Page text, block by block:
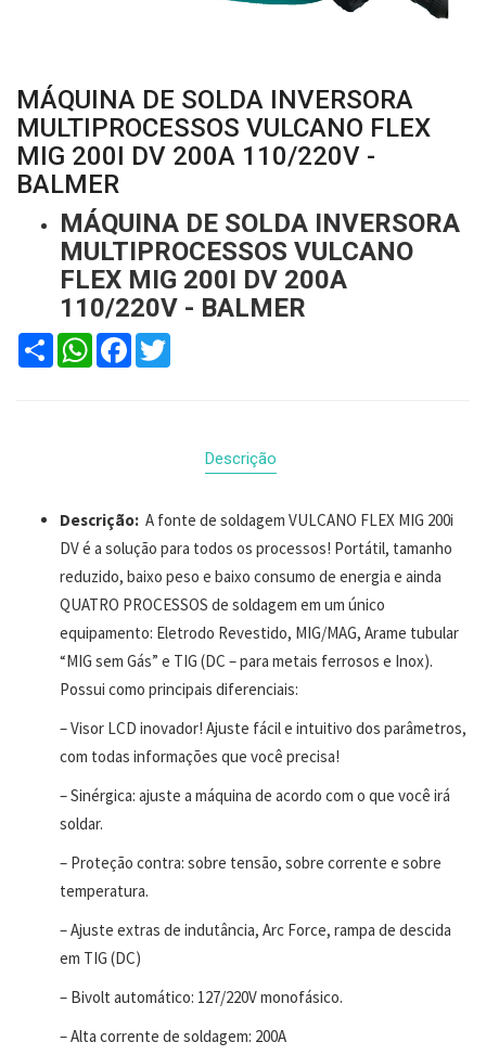
MÁQUINA DE SOLDA INVERSORA
MULTIPROCESSOS VULCANO FLEX
MIG 200I DV 200A 110/220V -
BALMER
MÁQUINA DE SOLDA INVERSORA
MULTIPROCESSOS VULCANO
FLEX MIG 200I DV 200A
110/220V - BALMER
Compartilhar
WhatsAppFacebook
Twitter
Descrição
Descrição: A fonte de soldagem VULCANO FLEX MIG 200i
DV é a solução para todos os processos! Portátil, tamanho
reduzido, baixo peso e baixo consumo de energia e ainda
QUATRO PROCESSOS de soldagem em um único
equipamento: Eletrodo Revestido, MIG/MAG, Arame tubular
“MIG sem Gás” e TIG (DC – para metais ferrosos e Inox).
Possui como principais diferenciais:
– Visor LCD inovador! Ajuste fácil e intuitivo dos parâmetros,
com todas informações que você precisa!
– Sinérgica: ajuste a máquina de acordo com o que você irá
soldar.
– Proteção contra: sobre tensão, sobre corrente e sobre
temperatura.
– Ajuste extras de indutância, Arc Force, rampa de descida
em TIG (DC)
– Bivolt automático: 127/220V monofásico.
– Alta corrente de soldagem: 200A